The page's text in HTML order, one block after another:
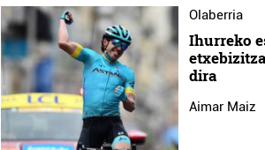
Olaberria
Ihurreko
dira
Aimar Maiz